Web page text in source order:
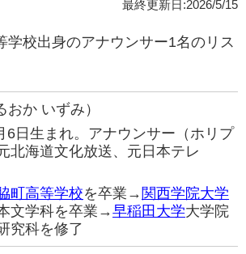
最終更新日:2026/5/15
学校出身のアナウンサー1名のリス
おか いずみ）
6日生まれ。アナウンサー（ホリプ
北海道文化放送、元日本テレ
町高等学校を卒業→ 関西学院大学
文学科を卒業→早稲田大学大学院
究科を修了